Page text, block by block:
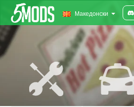
Македонски